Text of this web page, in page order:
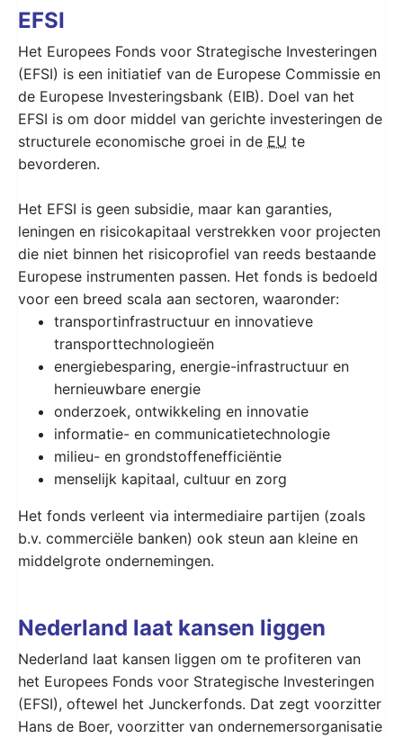
EFSI
Het Europees Fonds voor Strategische Investeringen
(EFSI) is een initiatief van de Europese Commissie en
de Europese Investeringsbank (EIB). Doel van het
EFSI is om door middel van gerichte investeringen de
structurele economische groei in de EU te
bevorderen.
Het EFSI is geen subsidie, maar kan garanties,
leningen en risicokapitaal verstrekken voor projecten
die niet binnen het risicoprofiel van reeds bestaande
Europese instrumenten passen. Het fonds is bedoeld
voor een breed scala aan sectoren, waaronder:
transportinfrastructuur en innovatieve
transporttechnologieën
energiebesparing, energie-infrastructuur en
hernieuwbare energie
onderzoek, ontwikkeling en innovatie
informatie- en communicatietechnologie
milieu- en grondstoffenefficiëntie
menselijk kapitaal, cultuur en zorg
Het fonds verleent via intermediaire partijen (zoals
b.v. commerciële banken) ook steun aan kleine en
middelgrote ondernemingen.
Nederland laat kansen liggen
Nederland laat kansen liggen om te profiteren van
het Europees Fonds voor Strategische Investeringen
(EFSI), oftewel het Junckerfonds. Dat zegt voorzitter
Hans de Boer, voorzitter van ondernemersorganisatie